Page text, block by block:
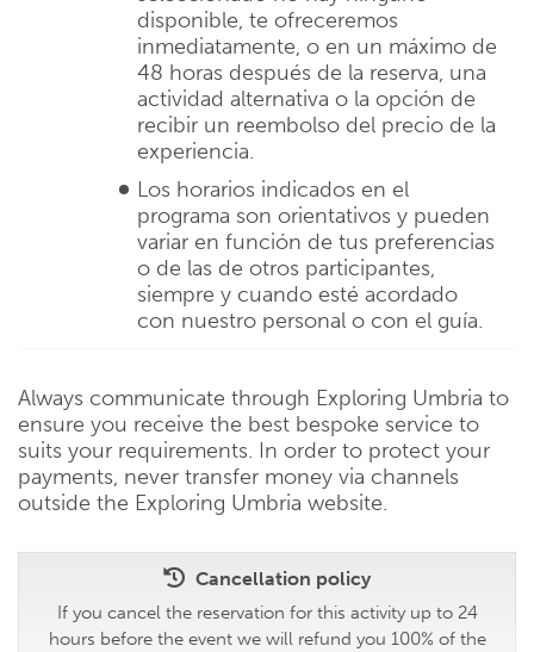
disponible, te ofreceremos
inmediatamente, o en un máximo de
48 horas después de la reserva, una
actividad alternativa o la opción de
recibir un reembolso del precio de la
experiencia.
Los horarios indicados en el
programa son orientativos y pueden
variar en función de tus preferencias
o de las de otros participantes,
siempre y cuando esté acordado
con nuestro personal o con el guía.
Always communicate through Exploring Umbria to
ensure you receive the best bespoke service to
suits your requirements. In order to protect your
payments, never transfer money via channels
outside the Exploring Umbria website.
Cancellation policy
If you cancel the reservation for this activity up to 24
hours before the event we will refund you 100% of the